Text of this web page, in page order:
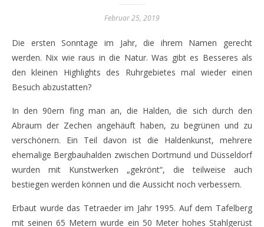
Februar 25, 2019
Die ersten Sonntage im Jahr, die ihrem Namen gerecht
werden. Nix wie raus in die Natur. Was gibt es Besseres als
den kleinen Highlights des Ruhrgebietes mal wieder einen
Besuch abzustatten?
In den 90ern fing man an, die Halden, die sich durch den
Abraum der Zechen angehäuft haben, zu begrünen und zu
verschönern. Ein Teil davon ist die Haldenkunst, mehrere
ehemalige Bergbauhalden zwischen Dortmund und Düsseldorf
wurden mit Kunstwerken „gekrönt“, die teilweise auch
bestiegen werden können und die Aussicht noch verbessern.
Erbaut wurde das Tetraeder im Jahr 1995. Auf dem Tafelberg
mit seinen 65 Metern wurde ein 50 Meter hohes Stahlgerüst